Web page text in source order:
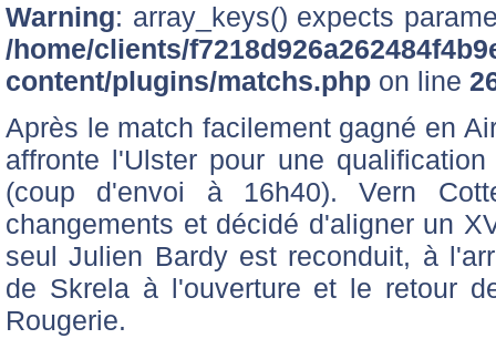
Warning: array_keys() expects
/home/clients/
content/plugins/matchs.php on line
Après le match facilement gagné en
affronte l'Ulster pour une
(coup d'envoi à 16h40). Vern
changements et décidé d'aligner un
seul Julien Bardy est reconduit, à
de Skrela à l'ouverture et le retour
Rougerie.